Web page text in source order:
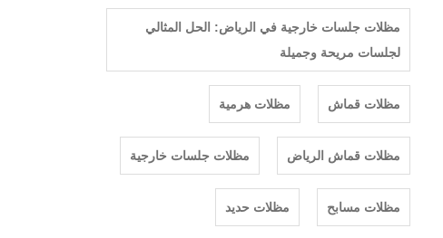
مظلات جلسات خارجية في الرياض: الحل المثالي
لجلسات مريحة وجميلة
مظلات قماش مظلات هرمية
مظلات قماش الرياض مظلات جلسات خارجية
مظلات مسابح مظلات حديد